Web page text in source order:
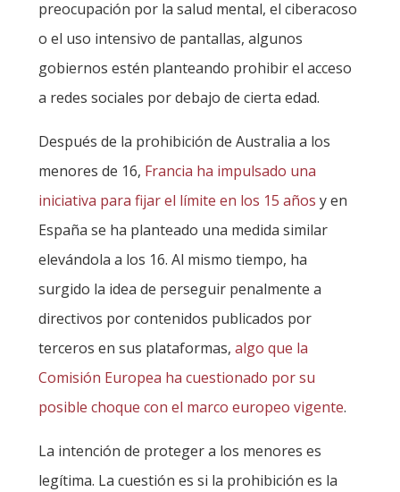
preocupación por la salud mental, el ciberacoso
o el uso intensivo de pantallas, algunos
gobiernos estén planteando prohibir el acceso
a redes sociales por debajo de cierta edad.
Después de la prohibición de Australia a los
menores de 16, Francia ha impulsado una
iniciativa para fijar el límite en los 15 años y en
España se ha planteado una medida similar
elevándola a los 16. Al mismo tiempo, ha
surgido la idea de perseguir penalmente a
directivos por contenidos publicados por
terceros en sus plataformas, algo que la
Comisión Europea ha cuestionado por su
posible choque con el marco europeo vigente.
La intención de proteger a los menores es
legítima. La cuestión es si la prohibición es la